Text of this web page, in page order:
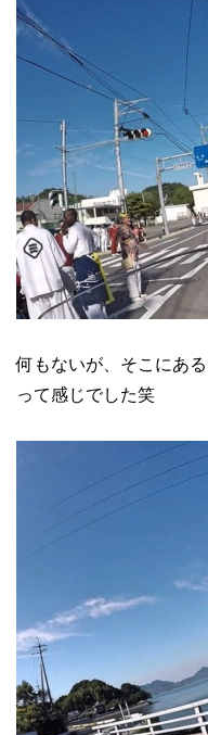
何もないが、そこにある
って感じでした笑